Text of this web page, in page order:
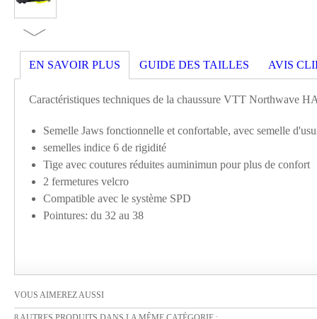
EN SAVOIR PLUS GUIDE DES TAILLES AVIS
Caractéristiques techniques de la chaussure VTT Northwave
Semelle Jaws fonctionnelle et confortable, avec semelle
semelles indice 6 de rigidité
Tige avec coutures réduites auminimun pour plus de confort
2 fermetures velcro
Compatible avec le système SPD
Pointures: du 32 au 38
VOUS AIMEREZ AUSSI